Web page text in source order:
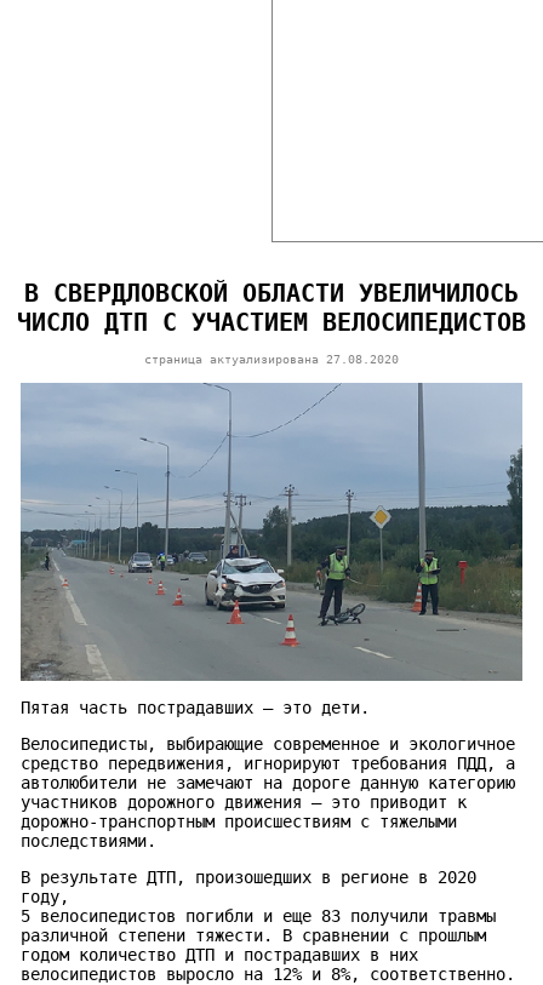
В СВЕРДЛОВСКОЙ ОБЛАСТИ УВЕЛИЧИЛОСЬ
ЧИСЛО ДТП С УЧАСТИЕМ ВЕЛОСИПЕДИСТОВ
страница актуализирована 27.08.2020
Пятая часть пострадавших – это дети.
Велосипедисты, выбирающие современное и экологичное
средство передвижения, игнорируют требования ПДД, а
автолюбители не замечают на дороге данную категорию
участников дорожного движения – это приводит к
дорожно-транспортным происшествиям с тяжелыми
последствиями.
В результате ДТП, произошедших в регионе в 2020
году,
5 велосипедистов погибли и еще 83 получили травмы
различной степени тяжести. В сравнении с прошлым
годом количество ДТП и пострадавших в них
велосипедистов выросло на 12% и 8%, соответственно.